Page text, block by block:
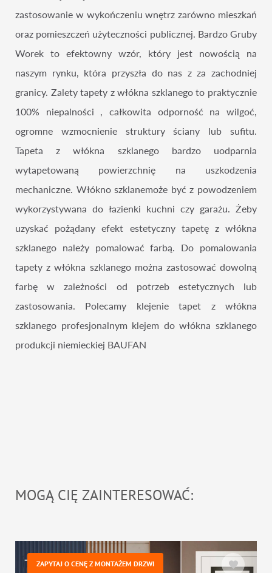
zastosowanie w wykończeniu wnętrz zarówno mieszkań
oraz pomieszczeń użyteczności publicznej. Bardzo Gruby
Worek to efektowny wzór, który jest nowością na
naszym rynku, która przyszła do nas z za zachodniej
granicy. Zalety tapety z włókna szklanego to praktycznie
100% niepalności , całkowita odporność na wilgoć,
ogromne wzmocnienie struktury ściany lub sufitu.
Tapeta z włókna szklanego bardzo uodparnia
wytapetowaną powierzchnię na uszkodzenia
mechaniczne. Włókno szklanemoże być z powodzeniem
wykorzystywana do łazienki kuchni czy garażu. Żeby
uzyskać pożądany efekt estetyczny tapetę z włókna
szklanego należy pomalować farbą. Do pomalowania
tapety z włókna szklanego można zastosować dowolną
farbę w zależności od potrzeb estetycznych lub
zastosowania. Polecamy klejenie tapet z włókna
szklanego profesjonalnym klejem do włókna szklanego
produkcji niemieckiej BAUFAN
MOGĄ CIĘ ZAINTERESOWAĆ:
ZAPYTAJ O CENĘ Z MONTAŻEM DRZWI